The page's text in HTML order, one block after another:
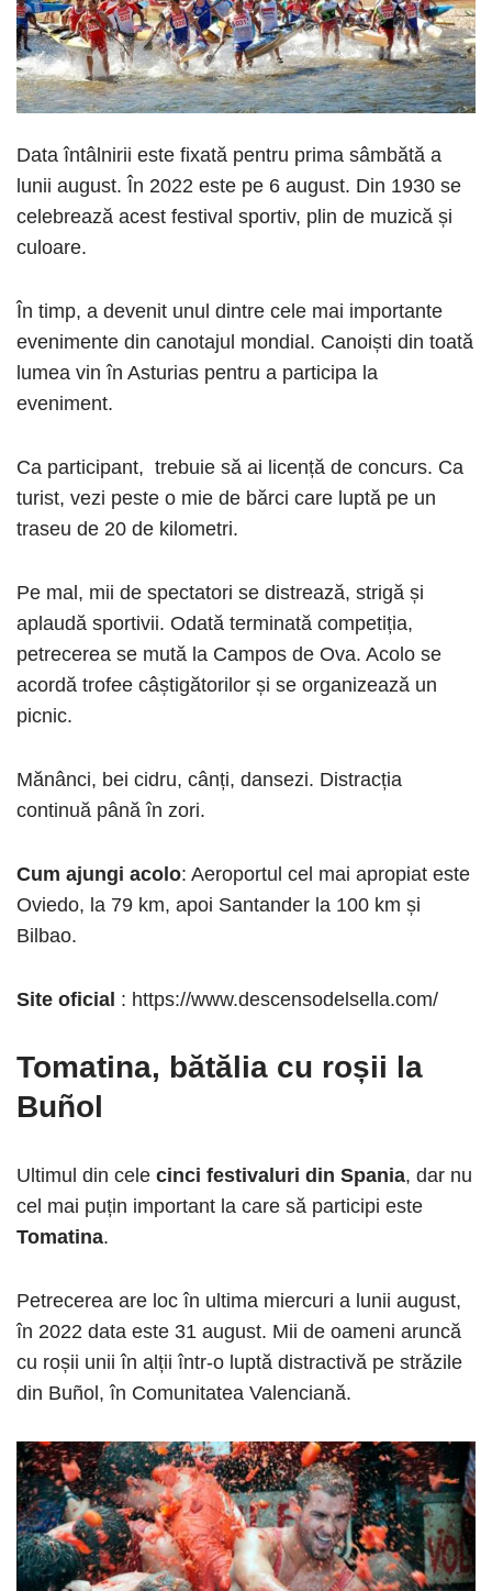
Data întâlnirii este fixată pentru prima sâmbătă a
lunii august. În 2022 este pe 6 august. Din 1930 se
celebrează acest festival sportiv, plin de muzică și
culoare.
În timp, a devenit unul dintre cele mai importante
evenimente din canotajul mondial. Canoiști din toată
lumea vin în Asturias pentru a participa la
eveniment.
Ca participant, trebuie să ai licență de concurs. Ca
turist, vezi peste o mie de bărci care luptă pe un
traseu de 20 de kilometri.
Pe mal, mii de spectatori se distrează, strigă și
aplaudă sportivii. Odată terminată competiția,
petrecerea se mută la Campos de Ova. Acolo se
acordă trofee câștigătorilor și se organizează un
picnic.
Mănânci, bei cidru, cânți, dansezi. Distracția
continuă până în zori.
Cum ajungi acolo: Aeroportul cel mai apropiat este
Oviedo, la 79 km, apoi Santander la 100 km și
Bilbao.
Site oficial : https://www.descensodelsella.com/
Tomatina, bătălia cu roșii la
Buñol
Ultimul din cele cinci festivaluri din Spania, dar nu
cel mai puțin important la care să participi este
Tomatina.
Petrecerea are loc în ultima miercuri a lunii august,
în 2022 data este 31 august. Mii de oameni aruncă
cu roșii unii în alții într-o luptă distractivă pe străzile
din Buñol, în Comunitatea Valenciană.